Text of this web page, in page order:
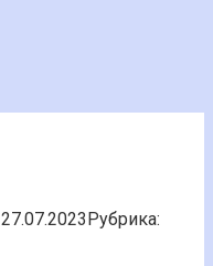
27.07.2023Рубрика: